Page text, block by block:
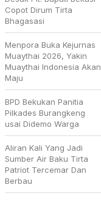
Copot Dirum Tirta
Bhagasasi
Menpora Buka Kejurnas
Muaythai 2026, Yakin
Muaythai Indonesia Akan
Maju
BPD Bekukan Panitia
Pilkades Burangkeng
usai Didemo Warga
Aliran Kali Yang Jadi
Sumber Air Baku Tirta
Patriot Tercemar Dan
Berbau